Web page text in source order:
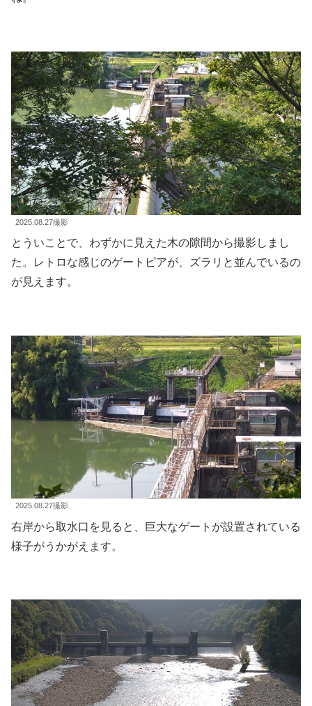
2025.08.27撮影
とういことで、わずかに見えた木の隙間から撮影しまし
た。レトロな感じのゲートピアが、ズラリと並んでいるの
が見えます。
2025.08.27撮影
右岸から取水口を見ると、巨大なゲートが設置されている
様子がうかがえます。